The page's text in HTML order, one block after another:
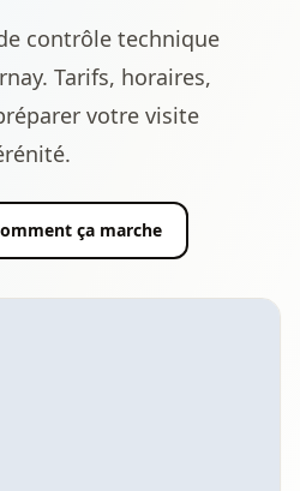
contrôle technique
Tarifs, horaires,
votre visite
ça marche